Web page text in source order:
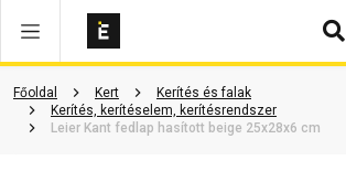
Főoldal Kert
Kerítés és falak
Kerítés, kerítéselem, kerítésrendszer
Leier Kant fedlap hasított beige 25x28x6 cm
Vásárlói vélemények Kérdések és válaszok